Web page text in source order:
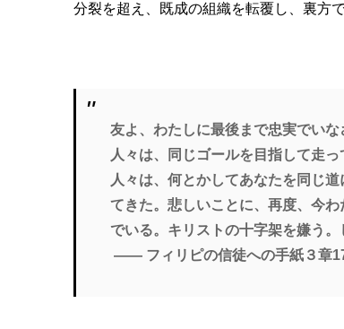
分裂を超え、既成の組織を転覆し、裏方
友よ、わたしに最後まで忠実でい
人々は、同じゴールを目指して走
人々は、何とかしてあなたを同じ
てきた。悲しいことに、再度、今
でいる。キリストの十字架を嫌う。
―― フィリピの信徒への手紙３章